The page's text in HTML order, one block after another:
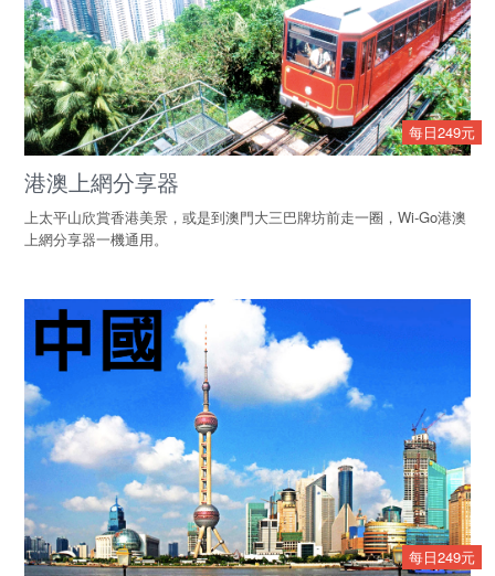
每日249元
港澳上網分享器
上太平山欣賞香港美景，或是到澳門大三巴牌坊前走一圈，Wi-Go港澳
上網分享器一機通用。
每日249元